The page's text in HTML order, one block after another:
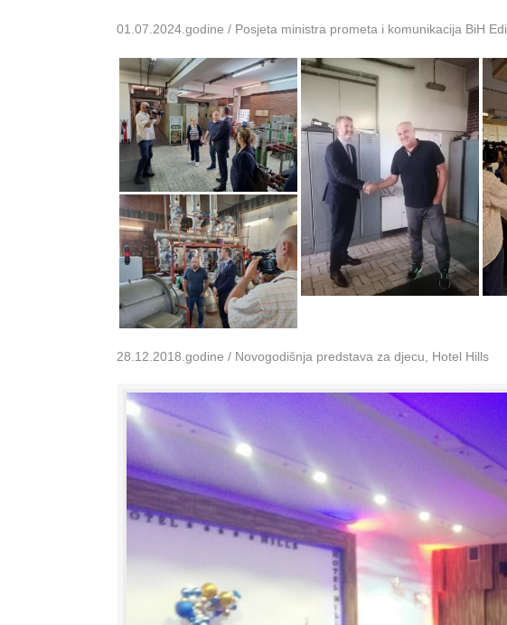
01.07.2024.godine / Posjeta ministra prometa i komunikacija BiH
28.12.2018.godine / Novogodišnja predstava za djecu, Hotel Hills